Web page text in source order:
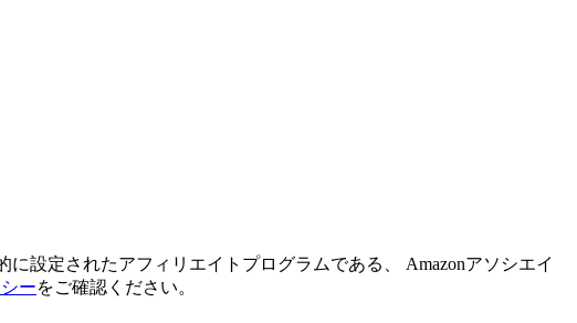
設定されたアフィリエイトプログラムである、 Amazonアソシエイ
ーをご確認ください。